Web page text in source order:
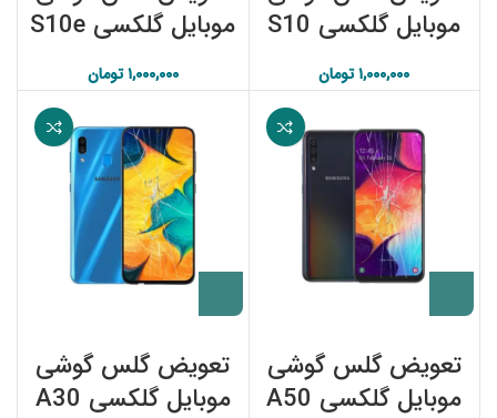
موبایل گلکسی S10
سامسونگ
۱,۰۰۰,۰۰۰تومان
موبایل گلکسی S10e
سامسونگ
۱,۰۰۰,۰۰۰تومان
تعویض گلس گوشی
موبایل گلکسی A50
تعویض گلس گوشی
موبایل گلکسی A30